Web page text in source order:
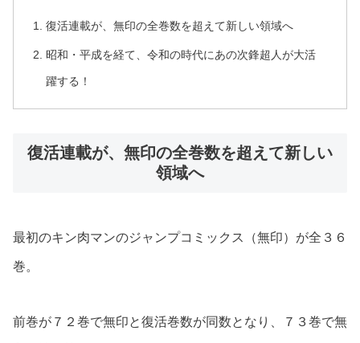
復活連載が、無印の全巻数を超えて新しい領域へ
昭和・平成を経て、令和の時代にあの次鋒超人が大活
躍する！
復活連載が、無印の全巻数を超えて新しい
領域へ
最初のキン肉マンのジャンプコミックス（無印）が全３６
巻。
前巻が７２巻で無印と復活巻数が同数となり、７３巻で無